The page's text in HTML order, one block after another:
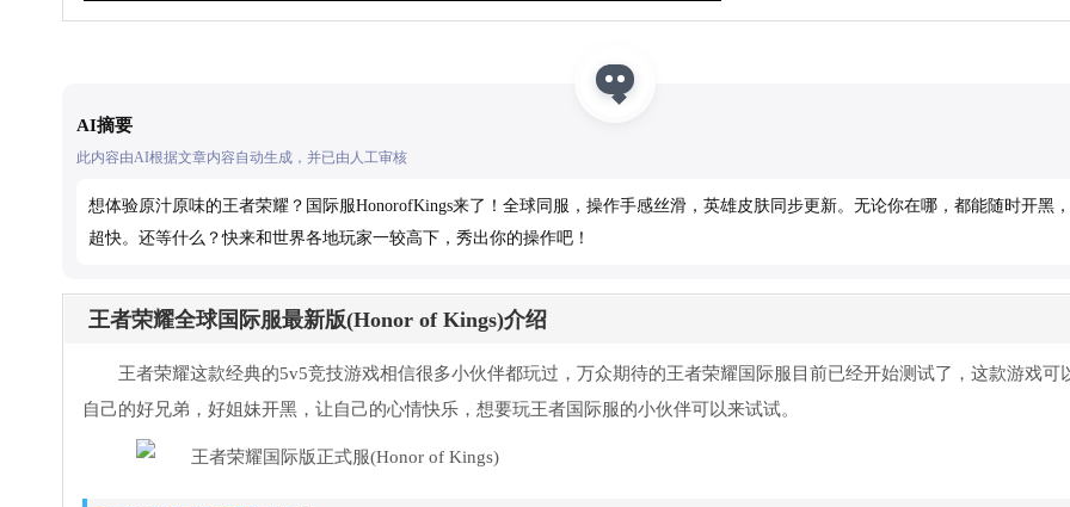
AI摘要
此内容由AI根据文章内容自动生成，并已由人工审核
想体验原汁原味的王者荣耀？国际服HonorofKings来了！全球同服，操作手感丝滑，英雄皮肤同步更新。无论你在哪，都能随时开黑
超快。还等什么？快来和世界各地玩家一较高下，秀出你的操作吧！
王者荣耀全球国际服最新版(Honor of Kings)介绍
王者荣耀这款经典的5v5竞技游戏相信很多小伙伴都玩过，万众期待的王者荣耀国际服目前已经开始测试了，这款游戏可
自己的好兄弟，好姐妹开黑，让自己的心情快乐，想要玩王者国际服的小伙伴可以来试试。